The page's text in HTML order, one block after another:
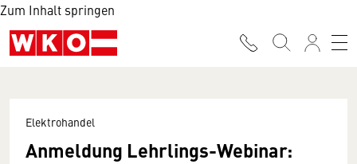
Zum Inhalt springen
Elektrohandel
Anmeldung Lehrlings-Webinar: